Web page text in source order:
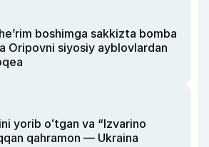
boshimga sakkizta bomba
Oripovni siyosiy ayblovlardan
yorib oʻtgan va “Izvarino
qahramon — Ukraina